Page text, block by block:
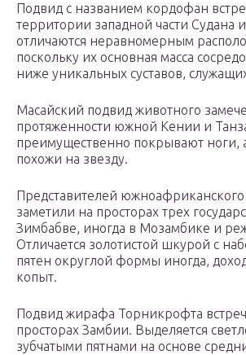
Подвид с названием кордофан
территории западной части Судана
отличаются неравномерным
поскольку их основная масса
ниже уникальных суставов,
Масайский подвид животного
протяженности южной Кении и
преимущественно покрывают ноги,
похожи на звезду.
Представителей
заметили на просторах трех
Зимбабве, иногда в Мозамбике и
Отличается золотистой шкурой с
пятен округлой формы иногда,
копыт.
Подвид жирафа Торникрофта
просторах Замбии. Выделяется
зубчатыми пятнами на основе